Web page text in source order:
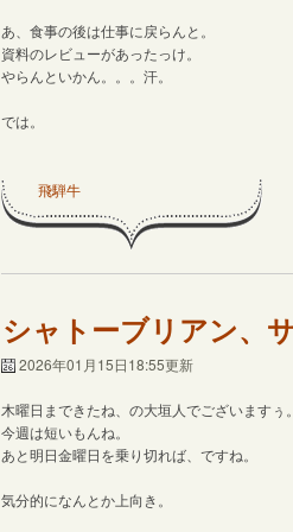
あ、食事の後は仕事に戻らんと。
資料のレビューがあったっけ。
やらんといかん。。。汗。
では。
飛騨牛
シャトーブリアン、
2026年01月15日18:55更新
木曜日まできたね、の大垣人でございますぅ。
今週は短いもんね。
あと明日金曜日を乗り切れば、ですね。
気分的になんとか上向き。